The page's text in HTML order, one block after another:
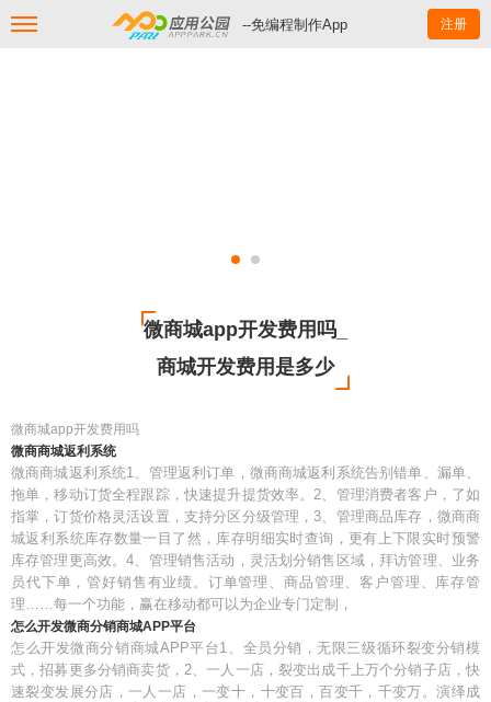
--免编程制作App 注册
微商城app开发费用吗_
商城开发费用是多少
微商城app开发费用吗
微商商城返利系统
微商商城返利系统1、管理返利订单，微商商城返利系统告别错单、漏单、
拖单，移动订货全程跟踪，快速提升提货效率。2、管理消费者客户，了如
指掌，订货价格灵活设置，支持分区分级管理，3、管理商品库存，微商商
城返利系统库存数量一目了然，库存明细实时查询，更有上下限实时预警
库存管理更高效。4、管理销售活动，灵活划分销售区域，拜访管理、业务
员代下单，管好销售有业绩。订单管理、商品管理、客户管理、库存管
理……每一个功能，赢在移动都可以为企业专门定制，
怎么开发微商分销商城APP平台
怎么开发微商分销商城APP平台1、全员分销，无限三级循环裂变分销模
式，招募更多分销商卖货，2、一人一店，裂变出成千上万个分销子店，快
速裂变发展分店，一人一店，一变十，十变百，百变千，千变万。演绎成